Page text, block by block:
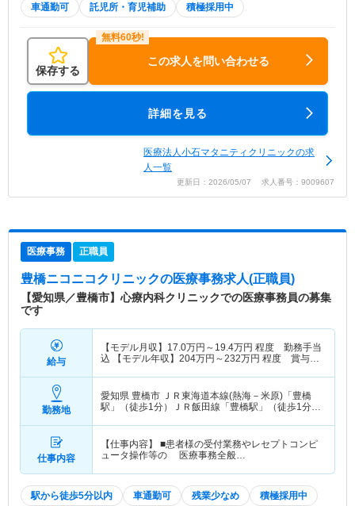
車通勤可 託児所・育児補助 積極採用中
保存する
この求人を問い合わせる
詳細を見る
医療法人小石マタニティクリニックの求
人一覧
更新日：2026/05/07 求人番号：9009607
医療事務 正職員
豊橋ニコニコクリニックの医療事務求人(正職員)
【愛知県／豊橋市】心療内科クリニックでの医療事務員の募集
です
給与
【モデル月収】 17.0万円～ 19.4万円 程度 勤務手当
込 【モデル年収】 204万円～232万円 程度 賞与別
勤務地
愛知県 豊橋市 ＪＲ東海道本線(熱海－米原)「豊橋
駅」（徒歩1分）ＪＲ飯田線「豊橋駅」（徒歩1分）
仕事内容
【仕事内容】 ■患者様の受付業務やレセプトコンピ
ュータ操作等の 医療事務全般…
駅から徒歩5分以内 車通勤可 残業少なめ 積極採用中